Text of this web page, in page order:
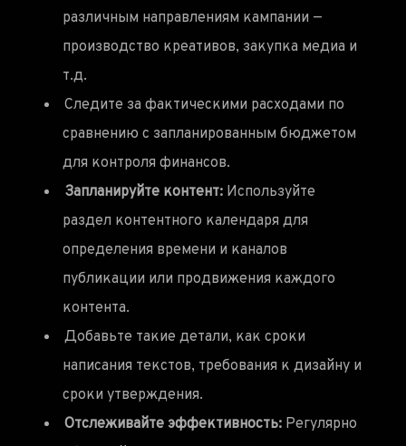
различным направлениям кампании —
производство креативов, закупка медиа и
т.д.
Следите за фактическими расходами по
сравнению с запланированным бюджетом
для контроля финансов.
Запланируйте контент: Используйте
раздел контентного календаря для
определения времени и каналов
публикации или продвижения каждого
контента.
Добавьте такие детали, как сроки
написания текстов, требования к дизайну и
сроки утверждения.
Отслеживайте эффективность: Регулярно